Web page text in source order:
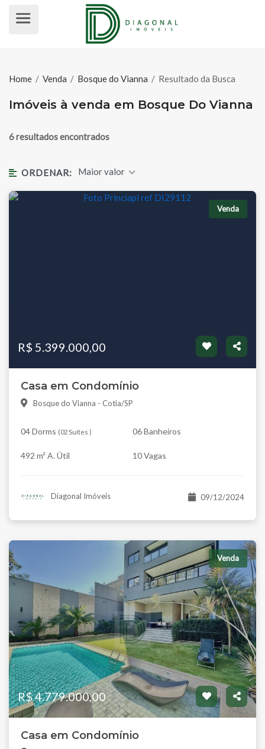
Home / Venda / Bosque do Vianna / Resultado da Busca
Imóveis à venda em Bosque Do Vianna
6 resultados encontrados
ORDENAR: Maior valor
Venda
R$ 5.399.000,00
Casa em Condomínio
Bosque do Vianna - Cotia/SP
04 Dorms (02 Suítes ) 06 Banheiros
492 m² A. Útil 10 Vagas
Diagonal Imóveis 09/12/2024
Venda
R$ 4.779.000,00
Casa em Condomínio